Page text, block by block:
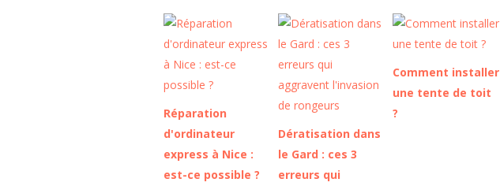
Réparation
d'ordinateur
express à Nice :
est-ce possible ?
Dératisation dans
le Gard : ces 3
erreurs qui
Comment installer
une tente de toit
?